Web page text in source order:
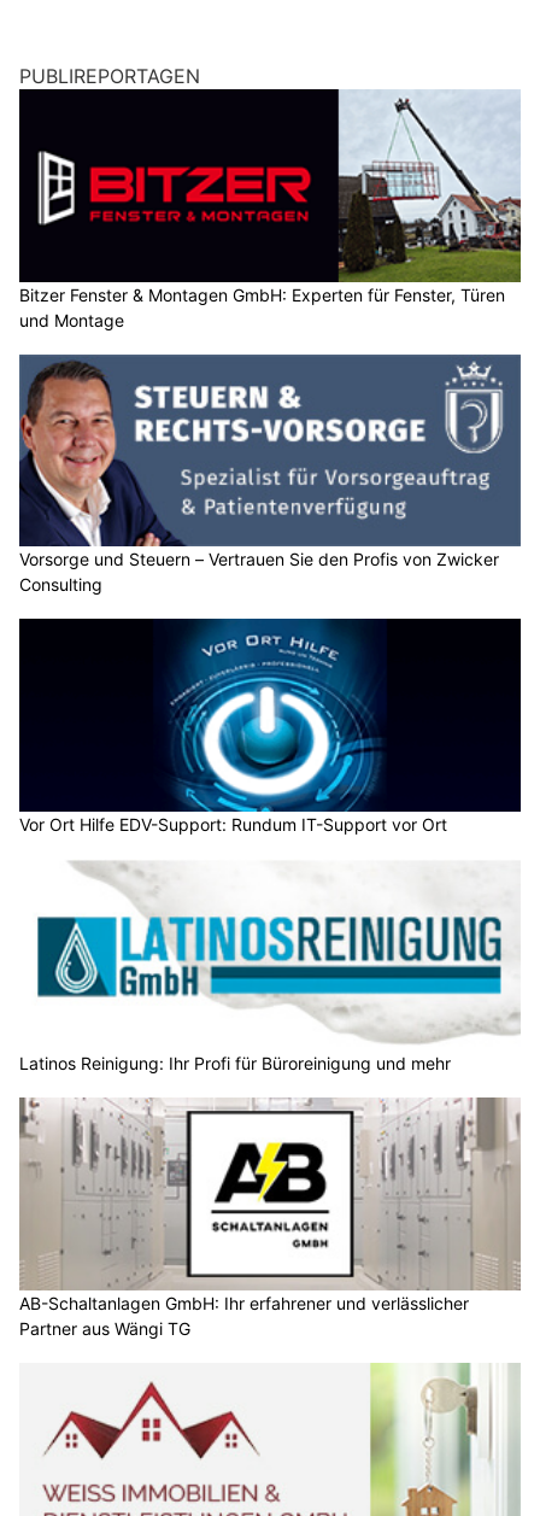
PUBLIREPORTAGEN
Bitzer Fenster & Montagen GmbH: Experten für Fenster, Türen
und Montage
Vorsorge und Steuern – Vertrauen Sie den Profis von Zwicker
Consulting
Vor Ort Hilfe EDV-Support: Rundum IT-Support vor Ort
Latinos Reinigung: Ihr Profi für Büroreinigung und mehr
AB-Schaltanlagen GmbH: Ihr erfahrener und verlässlicher
Partner aus Wängi TG